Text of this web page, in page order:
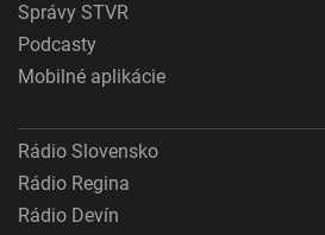
Správy STVR
Podcasty
Mobilné aplikácie
Rádio Slovensko
Rádio Regina
Rádio Devín